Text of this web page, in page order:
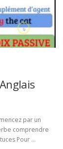
par un
comprendre
Pour …